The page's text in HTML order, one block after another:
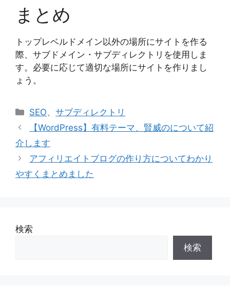
まとめ
トップレベルドメイン以外の場所にサイトを作る
際、サブドメイン・サブディレクトリを使用しま
す。必要に応じて適切な場所にサイトを作りまし
ょう。
カ
テ
リ
ー
SEO、サブディレクトリ
【WordPress】有料テーマ、賢威のについて紹
介します
アフィリエイトブログの作り方についてわかり
やすくまとめました
検索
検索